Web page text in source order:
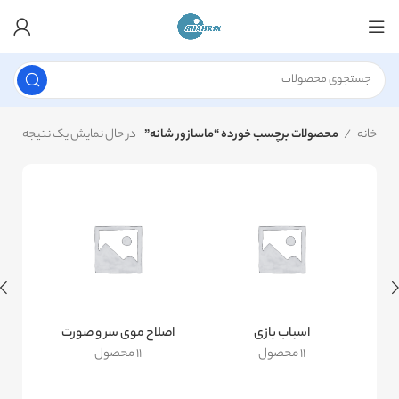
خانه محصولات برچسب خورده “ماسازور شانه” در حال نمایش یک نتیجه
اسباب بازی
11 محصول
اصلاح موی سر و صورت
11 محصول